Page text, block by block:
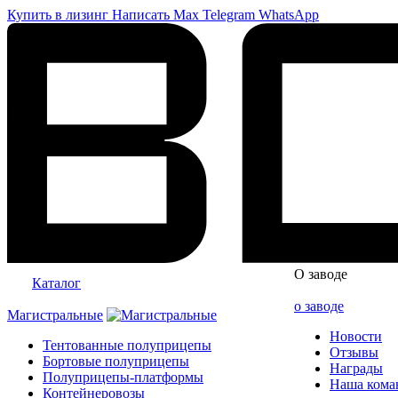
Купить в лизинг Написать Max Telegram WhatsApp
Каталог
Магистральные
Тентованные полуприцепы
Бортовые полуприцепы
Полуприцепы-платформы
Контейнеровозы
О заводе
о заводе
Новости
Отзывы
Награды
Наша